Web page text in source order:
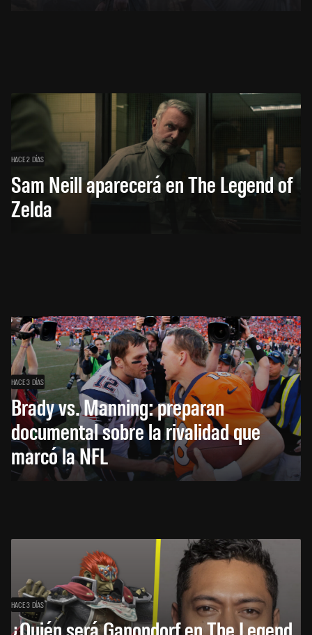
HACE 2 DÍAS
Sam Neill aparecerá en The Legend of
Zelda
HACE 3 DÍAS
Brady vs. Manning: preparan
documental sobre la rivalidad que
marcó la NFL
HACE 3 DÍAS
¿Quién será Ganondorf en The Legend